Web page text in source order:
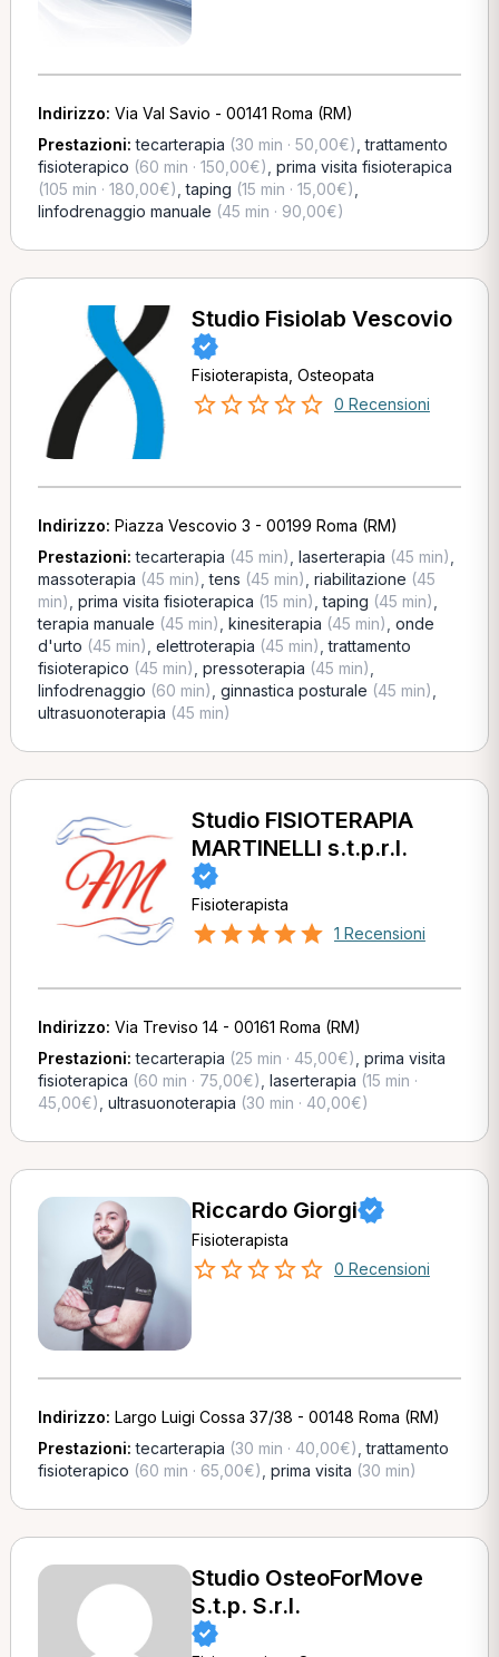
Indirizzo: Via Val Savio - 00141 Roma (RM)
Prestazioni:tecarterapia (30 min · 50,00€) ,trattamento
fisioterapico (60 min · 150,00€) prima visita fisioterapica
(105 min · 180,00€) ,taping (15 min · 15,00€)
linfodrenaggio manuale (45 min · 90,00€)
Studio Fisiolab Vescovio
Fisioterapista, Osteopata
0 Recensioni
Indirizzo: Piazza Vescovio 3 - 00199 Roma (RM)
Prestazioni:tecarterapia (45 min) laserterapia (45 min)
massoterapia (45 min) ,tens (45 min) riabilitazione (45
min) prima visita fisioterapica (15 min) ,taping (45 min)
terapia manuale (45 min) kinesiterapia (45 min) onde
d'urto (45 min) elettroterapia (45 min) ,trattamento
fisioterapico (45 min) pressoterapia (45 min)
linfodrenaggio (60 min) ginnastica posturale (45 min)
ultrasuonoterapia (45 min)
Studio FISIOTERAPIA
MARTINELLI s.t.p.r.l.
Fisioterapista
1 Recensioni
Indirizzo: Via Treviso 14 - 00161 Roma (RM)
Prestazioni:tecarterapia (25 min · 45,00€) prima visita
fisioterapica (60 min · 75,00€) laserterapia (15 min ·
45,00€) ultrasuonoterapia (30 min · 40,00€)
Riccardo Giorgi
Fisioterapista
0 Recensioni
Indirizzo: Largo Luigi Cossa 37/38 - 00148 Roma (RM)
Prestazioni:tecarterapia (30 min · 40,00€) ,trattamento
fisioterapico (60 min · 65,00€) prima visita (30 min)
Studio OsteoForMove
S.t.p. S.r.l.